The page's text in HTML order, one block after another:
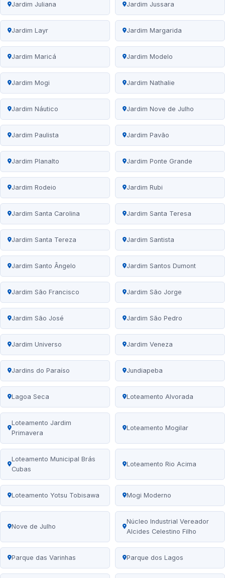
Jardim Juliana Jardim Jussara
Jardim Layr Jardim Margarida
Jardim Maricá Jardim Modelo
Jardim Mogi Jardim Nathalie
Jardim Náutico Jardim Nove de Julho
Jardim Paulista Jardim Pavão
Jardim Planalto Jardim Ponte Grande
Jardim Rodeio Jardim Rubi
Jardim Santa Carolina Jardim Santa Teresa
Jardim Santa Tereza Jardim Santista
Jardim Santo Ângelo Jardim Santos Dumont
Jardim São Francisco Jardim São Jorge
Jardim São José Jardim São Pedro
Jardim Universo Jardim Veneza
Jardins do Paraíso Jundiapeba
Lagoa Seca Loteamento Alvorada
Loteamento Jardim
Primavera
Loteamento Mogilar
Loteamento Municipal Brás
Cubas
Loteamento Rio Acima
Loteamento Yotsu Tobisawa Mogi Moderno
Nove de Julho
Núcleo Industrial Vereador
Alcides Celestino Filho
Parque das Varinhas Parque dos Lagos